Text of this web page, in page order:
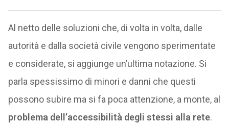
Al netto delle soluzioni che, di volta in volta, dalle
autorità e dalla società civile vengono sperimentate
e considerate, si aggiunge un’ultima notazione. Si
parla spessissimo di minori e danni che questi
possono subire ma si fa poca attenzione, a monte, al
problema dell’accessibilità degli stessi alla rete.